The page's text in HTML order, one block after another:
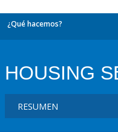
¿Qué hacemos?
HOUSING